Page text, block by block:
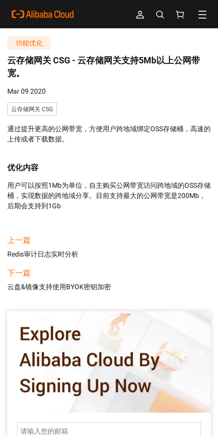
功能优化
云存储网关 CSG - 云存储网关支持5Mb以上公网带
宽。
Mar 09 2020
云存储网关 CSG
通过提升更高的公网带宽，方便用户跨地域绑定OSS存储桶，高速的
上传或者下载数据。
优化内容
用户可以按照1Mb为单位，自主购买公网带宽访问跨地域的OSS存储
桶，实现数据的跨地域分享。目前支持最大的公网带宽是200Mb，
后期会支持到1Gb
上一篇
Redis审计日志实时分析
下一篇
云盘&镜像支持使用BYOK密钥加密